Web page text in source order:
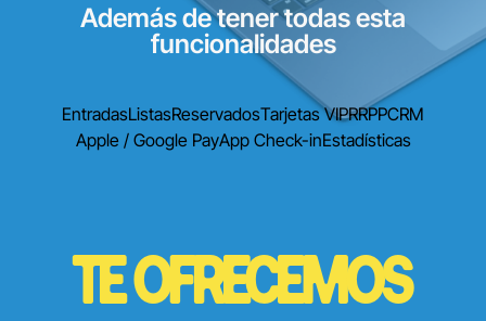
Además de tener todas esta
funcionalidades
EntradasListasReservadosTarjetas VIPRRPPCRM
Apple / Google PayApp Check-inEstadísticas
TE OFRECEMOS